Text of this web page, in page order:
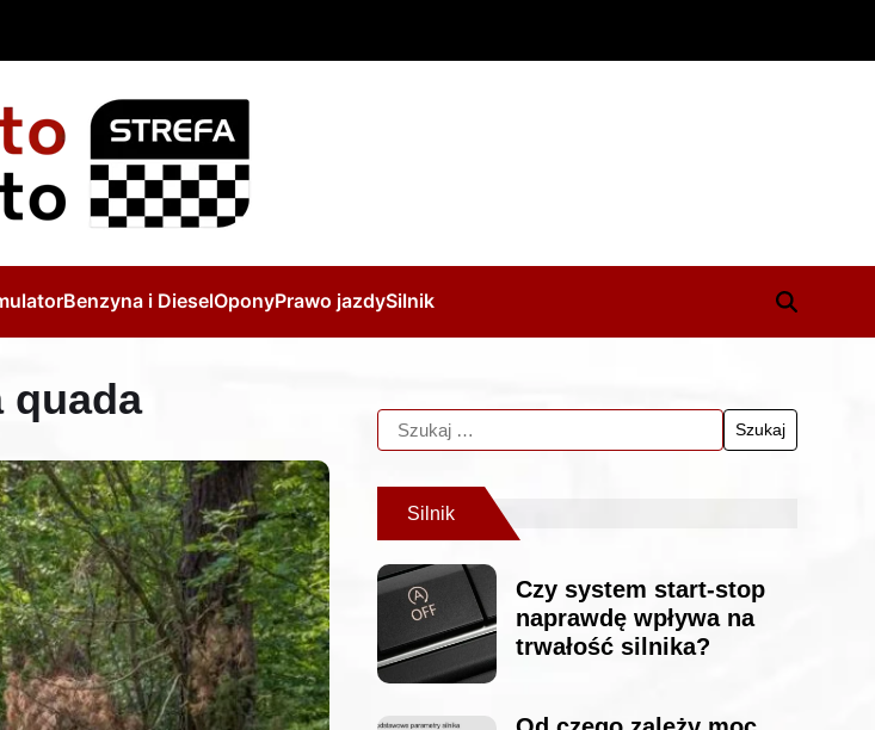
Benzyna i DieselOponyPrawo jazdySilnik
quada
Silnik
Czy system start-stop
naprawdę wpływa na
trwałość silnika?